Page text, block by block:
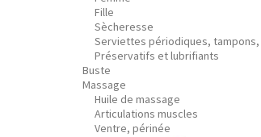
Fille
Sècheresse
Serviettes périodiques,
Préservatifs et lubrifiants
Buste
Massage
Huile de massage
Articulations muscles
Ventre, périnée